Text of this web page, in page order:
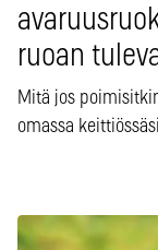
ruoan
Mitä jos
omassa